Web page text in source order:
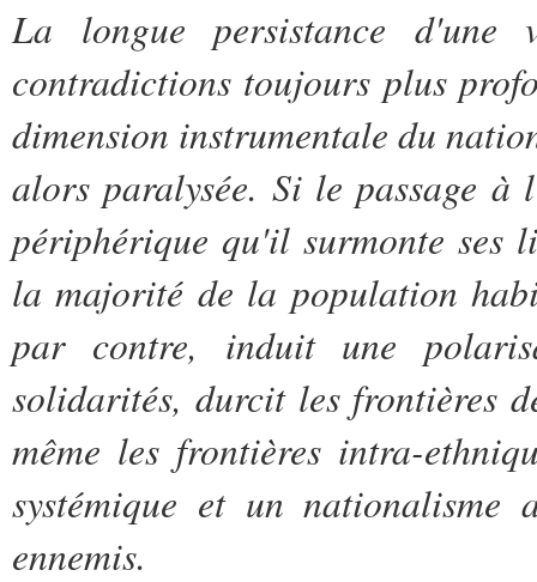
La longue persistance d'une
contradictions toujours plus
dimension instrumentale du
alors paralysée. Si le passage
périphérique qu'il surmonte ses
la majorité de la population
par contre, induit une
solidarités, durcit les frontières
même les frontières intra-
systémique et un nationalisme
ennemis.